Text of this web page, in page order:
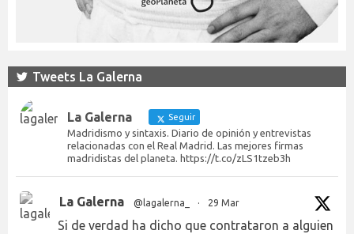
Tweets La Galerna
La Galerna Seguir
Madridismo y sintaxis. Diario de opinión y entrevistas
relacionadas con el Real Madrid. Las mejores firmas
madridistas del planeta. https://t.co/zLS1tzeb3h
La Galerna @lagalerna_ · 29 Mar
Si de verdad ha dicho que contrataron a alguien